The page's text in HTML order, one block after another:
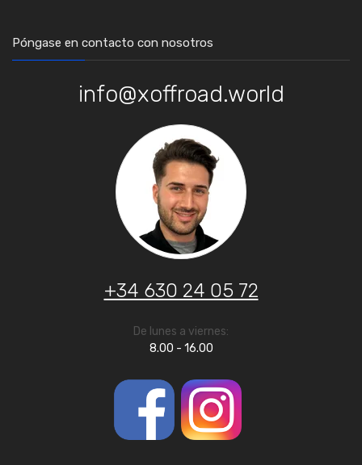
Póngase en contacto con nosotros
info@xoffroad.world
+34 630 24 05 72
De lunes a viernes:
8.00 - 16.00